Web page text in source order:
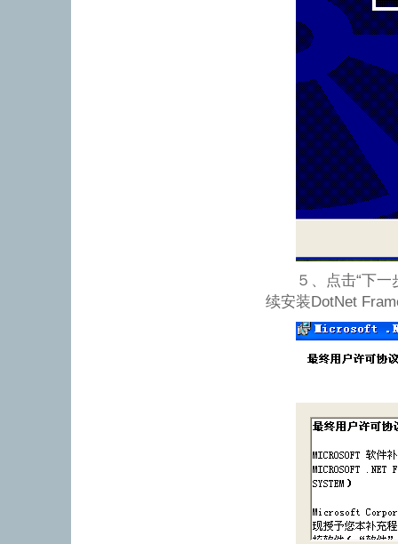
５、点击“下一步
续安装DotNet